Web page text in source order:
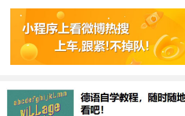
生活中像最近财运很差怎么转运
的问题，但是小问题不注意可能会
面就这个问题给大家做一些解读：
一、没有财运怎么办